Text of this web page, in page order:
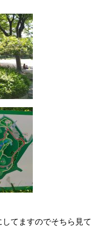
てますのでそちら見て